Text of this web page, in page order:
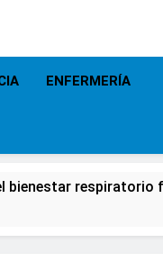
ENFERMERÍA
bienestar respiratorio